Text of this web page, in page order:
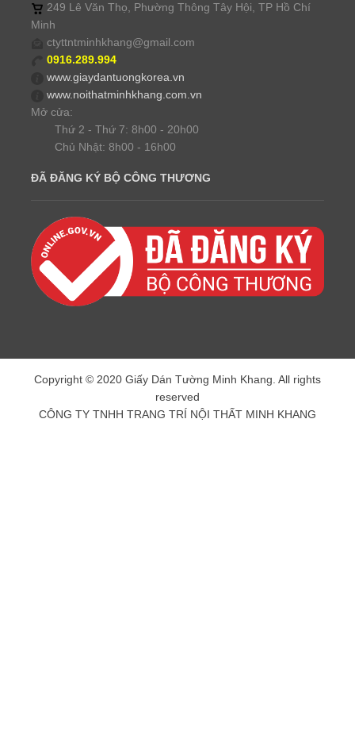
249 Lê Văn Thọ, Phường Thông Tây Hội, TP Hồ Chí
Minh
ctyttntminhkhang@gmail.com
0916.289.994
www.giaydantuongkorea.vn
www.noithatminhkhang.com.vn
Mở cửa:
Thứ 2 - Thứ 7: 8h00 - 20h00
Chủ Nhật: 8h00 - 16h00
ĐÃ ĐĂNG KÝ BỘ CÔNG THƯƠNG
Copyright © 2020 Giấy Dán Tường Minh Khang. All rights
reserved
CÔNG TY TNHH TRANG TRÍ NỘI THẤT MINH KHANG